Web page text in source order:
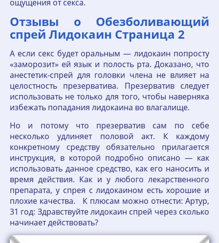
ощущения от секса.
Отзывы о Обезболивающий
спрей Лидокаин Страница 2
А если секс будет оральным — лидокаин попросту
«заморозит» ей язык и полость рта. Доказано, что
анестетик-спрей для головки члена не влияет на
целостность презерватива. Презерватив следует
использовать не только для того, чтобы наверняка
избежать попадания лидокаина во влагалище.
Но и потому что презерватив сам по себе
несколько удлиняет половой акт. К каждому
конкретному средству обязательно прилагается
инструкция, в которой подробно описано — как
использовать данное средство, как его наносить и
время действия. Как и у любого лекарственного
препарата, у спрея с лидокаином есть хорошие и
плохие качества. К плюсам можно отнести: Артур,
31 год: Здравствуйте лидокаин спрей через сколько
начинает действовать?